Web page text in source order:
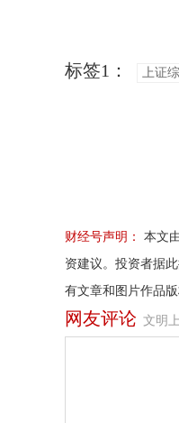
标签1： 上证
财经号声明：
本文
资建议。投资者据
有文章和图片作品
网友评论 文明